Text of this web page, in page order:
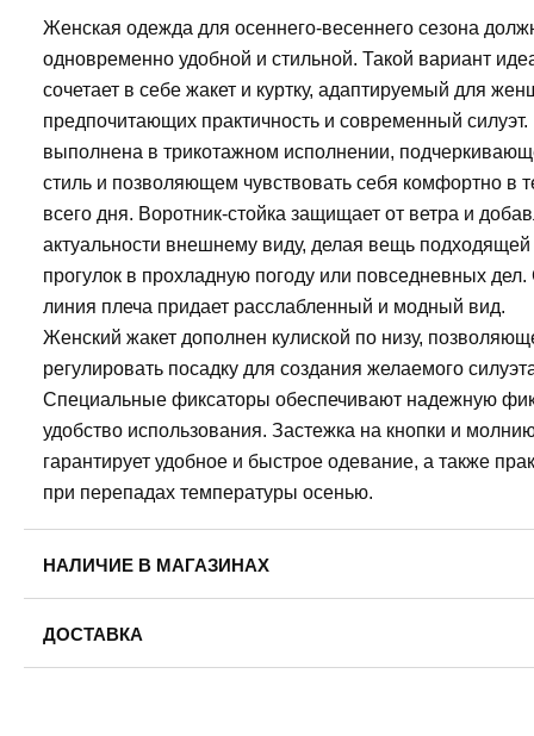
Женская одежда для осеннего-весеннего сезона
одновременно удобной и стильной. Такой вариант
сочетает в себе жакет и куртку, адаптируемый для
предпочитающих практичность и современный
выполнена в трикотажном исполнении,
стиль и позволяющем чувствовать себя комфортно в
всего дня. Воротник-стойка защищает от ветра и
актуальности внешнему виду, делая вещь
прогулок в прохладную погоду или повседневных
линия плеча придает расслабленный и модный вид.
Женский жакет дополнен кулиской по низу,
регулировать посадку для создания желаемого
Специальные фиксаторы обеспечивают надежную
удобство использования. Застежка на кнопки и
гарантирует удобное и быстрое одевание, а также
при перепадах температуры осенью.
НАЛИЧИЕ В МАГАЗИНАХ
52XL
ДОСТАВКА
Пермь — бесплатно